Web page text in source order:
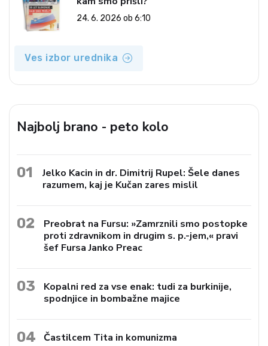
24. 6. 2026 ob 6:10
Ves izbor urednika
Najbolj brano - peto kolo
01
Jelko Kacin in dr. Dimitrij Rupel: Šele danes
razumem, kaj je Kučan zares mislil
02
Preobrat na Fursu: »Zamrznili smo postopke
proti zdravnikom in drugim s. p.-jem,« pravi
šef Fursa Janko Preac
03
Kopalni red za vse enak: tudi za burkinije,
spodnjice in bombažne majice
04 Častilcem Tita in komunizma